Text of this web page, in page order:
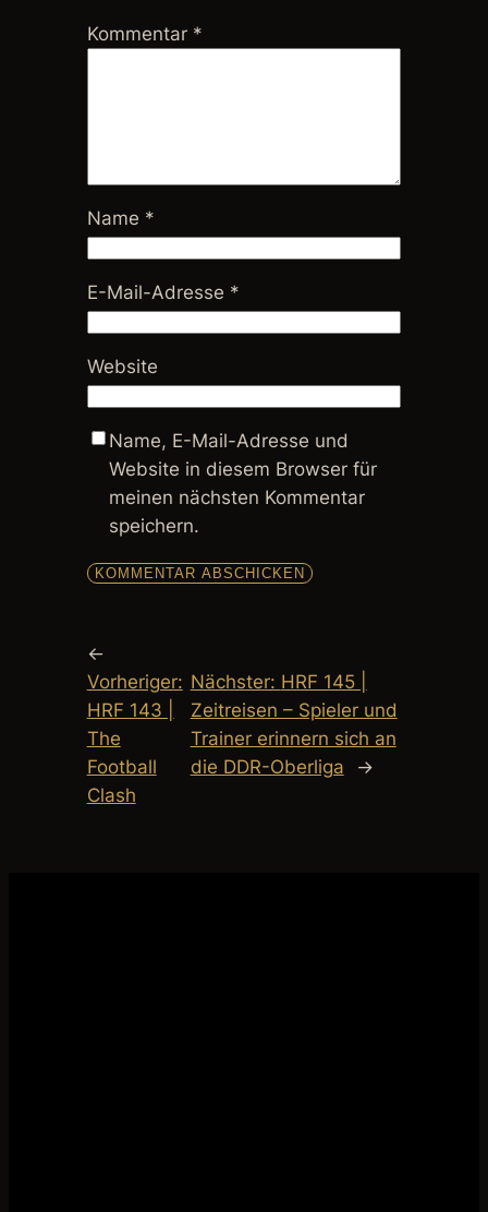
Kommentar *
Name *
E-Mail-Adresse *
Website
Name, E-Mail-Adresse und
Website in diesem Browser für
meinen nächsten Kommentar
speichern.
←
Vorheriger:
HRF 143 |
The
Football
Clash
Nächster: HRF 145 |
Zeitreisen – Spieler und
Trainer erinnern sich an
die DDR-Oberliga
→